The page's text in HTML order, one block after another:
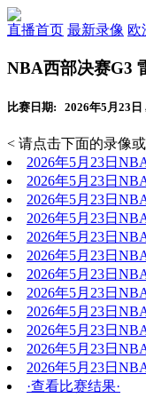
直播首页 最新录像 欧
NBA西部决赛G3
比赛日期: 2026年5月23日
< 请点击下面的录像
2026年5月23日
2026年5月23日
2026年5月23日
2026年5月23日
2026年5月23日
2026年5月23日
2026年5月23日
2026年5月23日
2026年5月23日
2026年5月23日
2026年5月23日
2026年5月23日
·查看比赛结果·